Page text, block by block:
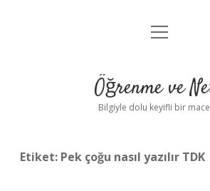
Anasayfa
Yasal Uyarı
menüyü
Öğrenme ve
Bilgiyle dolu keyifli bir
Etiket: Pek çoğu nasıl yazılır TDK